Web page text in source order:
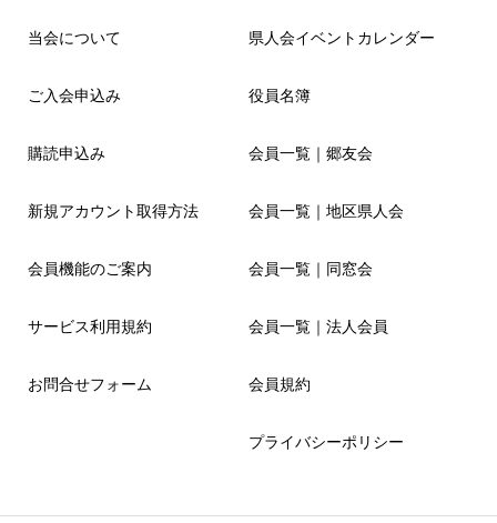
当会について
ご入会申込み
購読申込み
新規アカウント取得方法
会員機能のご案内
サービス利用規約
お問合せフォーム
県人会イベントカレンダー
役員名簿
会員一覧｜郷友会
会員一覧｜地区県人会
会員一覧｜同窓会
会員一覧｜法人会員
会員規約
プライバシーポリシー